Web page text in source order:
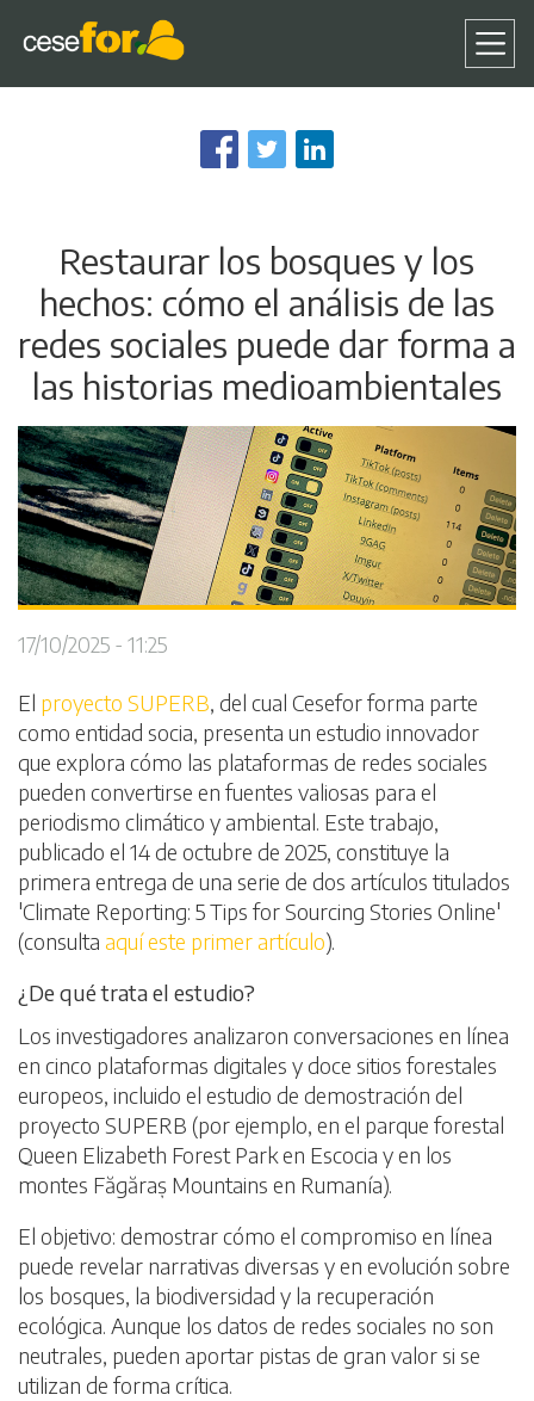
al
contenido
Restaurar los bosques y los
hechos: cómo el análisis de las
redes sociales puede dar forma a
las historias medioambientales
17/10/2025 - 11:25
El proyecto SUPERB, del cual Cesefor forma parte
como entidad socia, presenta un estudio innovador
que explora cómo las plataformas de redes sociales
pueden convertirse en fuentes valiosas para el
periodismo climático y ambiental. Este trabajo,
publicado el 14 de octubre de 2025, constituye la
primera entrega de una serie de dos artículos titulados
'Climate Reporting: 5 Tips for Sourcing Stories Online'
(consulta aquí este primer artículo).
¿De qué trata el estudio?
Los investigadores analizaron conversaciones en línea
en cinco plataformas digitales y doce sitios forestales
europeos, incluido el estudio de demostración del
proyecto SUPERB (por ejemplo, en el parque forestal
Queen Elizabeth Forest Park en Escocia y en los
montes Făgăraș Mountains en Rumanía).
El objetivo: demostrar cómo el compromiso en línea
puede revelar narrativas diversas y en evolución sobre
los bosques, la biodiversidad y la recuperación
ecológica. Aunque los datos de redes sociales no son
neutrales, pueden aportar pistas de gran valor si se
utilizan de forma crítica.